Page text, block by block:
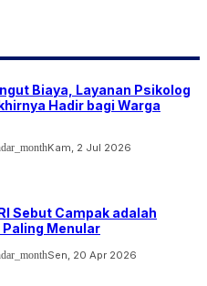
Biaya, Layanan Psikolog
Hadir bagi Warga
Kam, 2 Jul 2026
Sebut Campak adalah
Menular
Sen, 20 Apr 2026